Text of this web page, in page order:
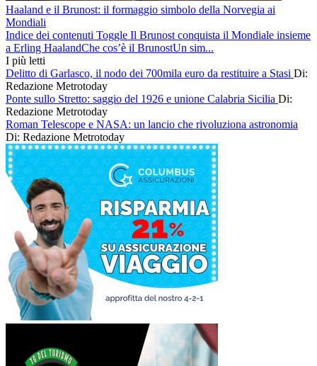
Haaland e il Brunost: il formaggio simbolo della Norvegia ai
Mondiali
Indice dei contenuti Toggle Il Brunost conquista il Mondiale insieme
a Erling HaalandChe cos’è il BrunostUn sim...
I più letti
Delitto di Garlasco, il nodo dei 700mila euro da restituire a Stasi Di:
Redazione Metrotoday
Ponte sullo Stretto: saggio del 1926 e unione Calabria Sicilia Di:
Redazione Metrotoday
Roman Telescope e NASA: un lancio che rivoluziona astronomia
Di: Redazione Metrotoday